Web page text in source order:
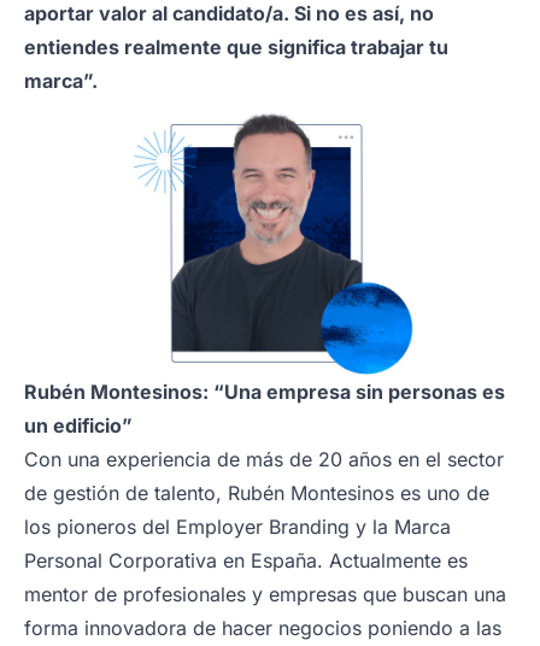
aportar valor al candidato/a. Si no es así, no
entiendes realmente que significa trabajar tu
marca”.
Rubén Montesinos: “Una empresa sin personas es
un edificio”
Con una experiencia de más de 20 años en el sector
de gestión de talento, Rubén Montesinos es uno de
los pioneros del Employer Branding y la Marca
Personal Corporativa en España. Actualmente es
mentor de profesionales y empresas que buscan una
forma innovadora de hacer negocios poniendo a las